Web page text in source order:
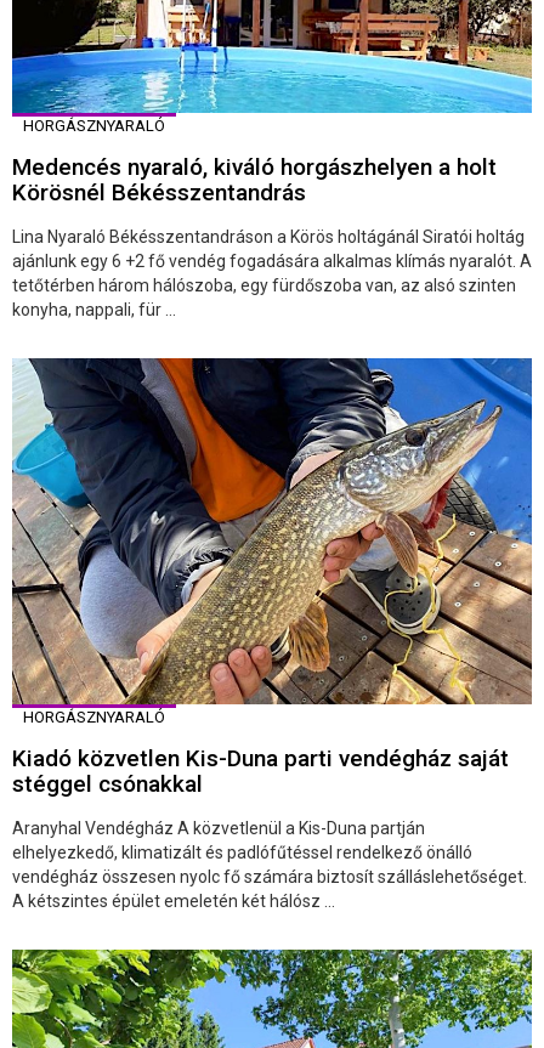
HORGÁSZNYARALÓ
Medencés nyaraló, kiváló horgászhelyen a holt
Körösnél Békésszentandrás
Lina Nyaraló Békésszentandráson a Körös holtágánál Siratói holtág
ajánlunk egy 6 +2 fő vendég fogadására alkalmas klímás nyaralót. A
tetőtérben három hálószoba, egy fürdőszoba van, az alsó szinten
konyha, nappali, für ...
HORGÁSZNYARALÓ
Kiadó közvetlen Kis-Duna parti vendégház saját
stéggel csónakkal
Aranyhal Vendégház A közvetlenül a Kis-Duna partján
elhelyezkedő, klimatizált és padlófűtéssel rendelkező önálló
vendégház összesen nyolc fő számára biztosít szálláslehetőséget.
A kétszintes épület emeletén két hálósz ...